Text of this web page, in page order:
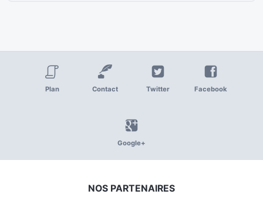
Plan Contact Twitter Facebook
Google+
NOS PARTENAIRES